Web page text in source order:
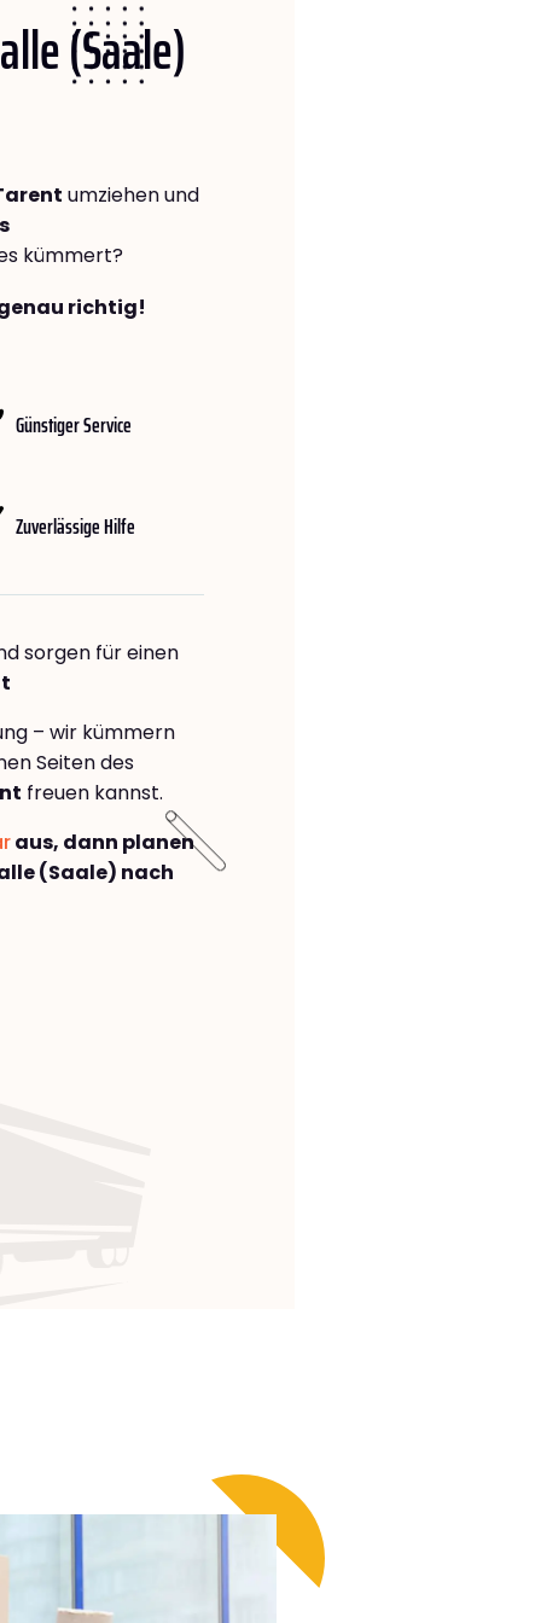
(Saale)
umziehen und
kümmert?
richtig!
Günstiger Service
Zuverlässige Hilfe
sorgen für einen
– wir kümmern
Seiten des
freuen kannst.
aus, dann planen
(Saale) nach